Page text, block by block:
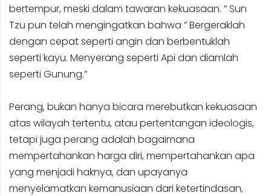
bertempur, meski dalam tawaran kekuasaan. ” Sun
Tzu pun telah mengingatkan bahwa ” Bergeraklah
dengan cepat seperti angin dan berbentuklah
seperti kayu. Menyerang seperti Api dan diamlah
seperti Gunung.”
Perang, bukan hanya bicara merebutkan kekuasaan
atas wilayah tertentu, atau pertentangan ideologis,
tetapi juga perang adalah bagaimana
mempertahankan harga diri, mempertahankan apa
yang menjadi haknya, dan upayanya
menyelamatkan kemanusiaan dari ketertindasan,